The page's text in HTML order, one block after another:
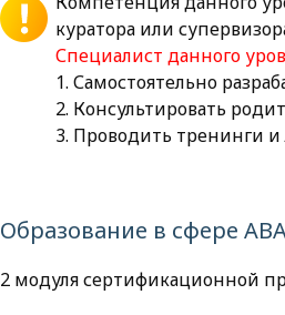
куратора или
Специалист данного
1. Самостоятельно
2. Консультировать
3. Проводить тренинги
Образование в сфере
2 модуля сертификационной